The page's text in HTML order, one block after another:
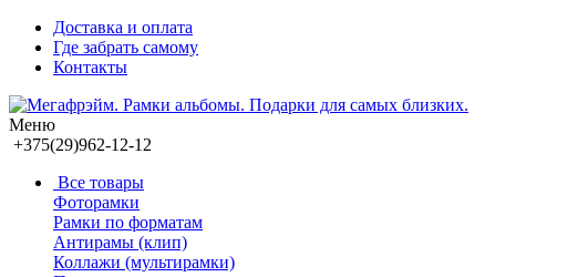
Доставка и оплата
Где забрать самому
Контакты
Меню
+375(29)962-12-12
Все товары
Фоторамки
Рамки по форматам
Антирамы (клип)
Коллажи (мультирамки)